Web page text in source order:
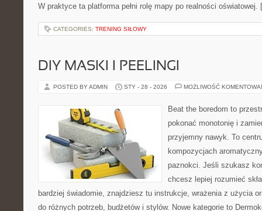
W praktyce ta platforma pełni rolę mapy po realności
CATEGORIES: TRENING SIŁOWY
DIY MASKI I PEELINGI
POSTED BY ADMIN STY - 28 - 2026 MOŻLIWOŚĆ
Beat the boredom to
pokonać monotonię i
przyjemny nawyk. To
kompozycjach
paznokci. Jeśli szukasz
chcesz lepiej rozumieć
bardziej świadomie, znajdziesz tu instrukcje, wrażenia z użycia
do różnych potrzeb, budżetów i stylów. Nowe kategorie to